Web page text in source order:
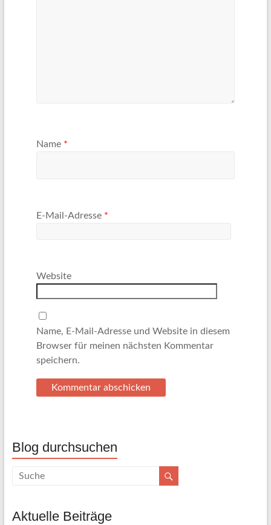
Name *
E-Mail-Adresse *
Website
Name, E-Mail-Adresse und Website in diesem
Browser für meinen nächsten Kommentar
speichern.
Blog durchsuchen
Aktuelle Beiträge